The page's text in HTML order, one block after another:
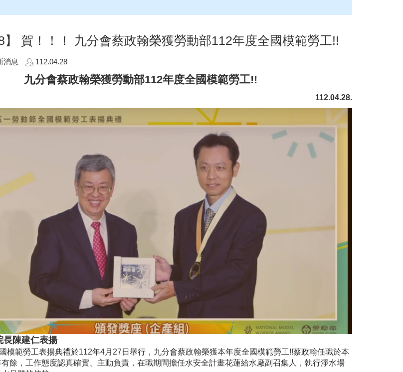
賀！！！ 九分會蔡政翰榮獲勞動部112年度全國模範勞工!!
消息 112.04.28
九分會蔡政翰榮獲勞動部112年度全國模範勞工!!
112.04.28.
長陳建仁表揚
模範勞工表揚典禮於112年4月27日舉行，九分會蔡政翰榮獲本年度全國模範勞工!!蔡政翰任職於本
餘，工作態度認真確實、主動負責，在職期間擔任水安全計畫花蓮給水廠副召集人，執行淨水場